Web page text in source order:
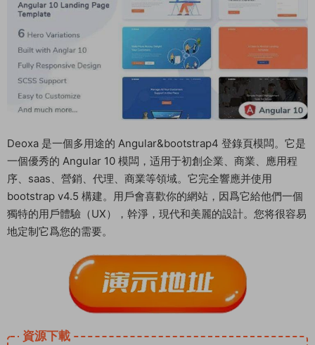
Deoxa 是一個多用途的 Angular&bootstrap4 登錄頁模闆。它是
一個優秀的 Angular 10 模闆，适用于初創企業、商業、應用程
序、saas、營銷、代理、商業等領域。它完全響應并使用
bootstrap v4.5 構建。用戶會喜歡你的網站，因爲它給他們一個
獨特的用戶體驗（UX），幹淨，現代和美麗的設計。您将很容易
地定制它爲您的需要。
資源下載